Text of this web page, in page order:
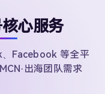
心服务
Facebook 等全平
出海团队需求